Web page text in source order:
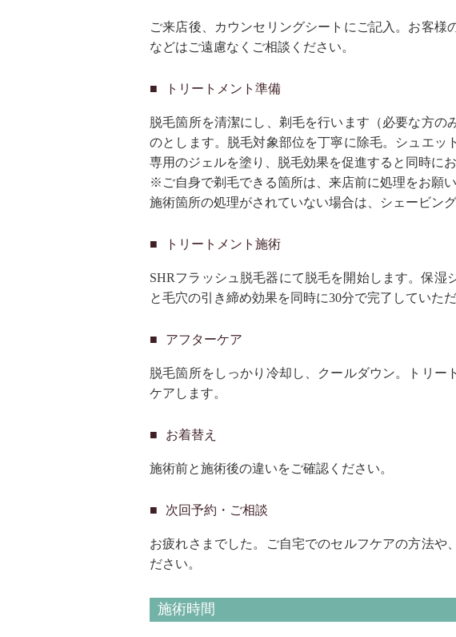
ご来店後、カウンセリングシートにご記入。お客
などはご遠慮なくご相談ください。
トリートメント準備
脱毛箇所を清潔にし、剃毛を行います（必要な方
のとします。脱毛対象部位を丁寧に除毛。シュエ
専用のジェルを塗り、脱毛効果を促進すると同時に
※ご自身で剃毛できる箇所は、来店前に処理をお願い
施術箇所の処理がされていない場合は、シェービン
トリートメント施術
SHRフラッシュ脱毛器にて脱毛を開始します。保
と毛穴の引き締め効果を同時に30分で完了していただ
アフターケア
脱毛箇所をしっかり冷却し、クールダウン。トリ
ケアします。
お着替え
施術前と施術後の違いをご確認ください。
次回予約・ご相談
お疲れさまでした。ご自宅でのセルフケアの方法や
ださい。
施術時間